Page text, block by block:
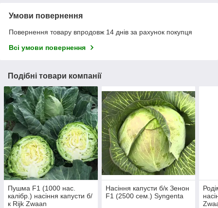
Умови повернення
Повернення товару впродовж 14 днів за рахунок покупця
Всі умови повернення
Подібні товари компанії
Пушма F1 (1000 нас.
калібр.) насіння капусти б/
к Rijk Zwaan
Насіння капусти б/к Зенон
F1 (2500 сем.) Syngenta